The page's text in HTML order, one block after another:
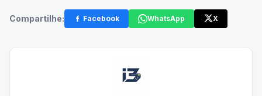
Compartilhe: Facebook WhatsApp X